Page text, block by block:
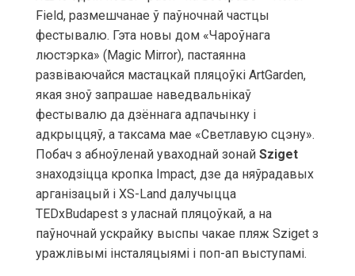
Field, размешчанае ў паўночнай частцы
фестывалю. Гэта новы дом «Чароўнага
люстэрка» (Magic Mirror), пастаянна
развіваючайся мастацкай пляцоўкі ArtGarden,
якая зноў запрашае наведвальнікаў
фестывалю да дзённага адпачынку і
адкрыццяў, а таксама мае «Светлавую сцэну».
Побач з абноўленай уваходнай зонай Sziget
знаходзіцца кропка Impact, дзе да няўрадавых
арганізацый і XS-Land далучыцца
TEDxBudapest з уласнай пляцоўкай, а на
паўночнай ускрайку выспы чакае пляж Sziget з
уражлівымі інсталяцыямі і поп-ап выступамі.